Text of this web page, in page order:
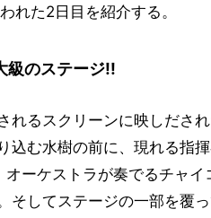
れた2日目を紹介する。
級のステージ!!
れるスクリーンに映しださ
込む水樹の前に、現れる指
ーケストラが奏でるチャイ
そしてステージの一部を覆